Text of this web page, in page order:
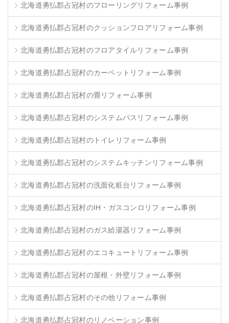
北海道勇払郡占冠村のフローリングリフォーム事例
北海道勇払郡占冠村のクッションフロアリフォーム事例
北海道勇払郡占冠村のフロアタイルリフォーム事例
北海道勇払郡占冠村のカーペットリフォーム事例
北海道勇払郡占冠村の畳リフォーム事例
北海道勇払郡占冠村のシステムバスリフォーム事例
北海道勇払郡占冠村のトイレリフォーム事例
北海道勇払郡占冠村のシステムキッチンリフォーム事例
北海道勇払郡占冠村の洗面化粧台リフォーム事例
北海道勇払郡占冠村のIH・ガスコンロリフォーム事例
北海道勇払郡占冠村のガス給湯器リフォーム事例
北海道勇払郡占冠村のエコキュートリフォーム事例
北海道勇払郡占冠村の屋根・外壁リフォーム事例
北海道勇払郡占冠村のその他リフォーム事例
北海道勇払郡占冠村のリノベーション事例